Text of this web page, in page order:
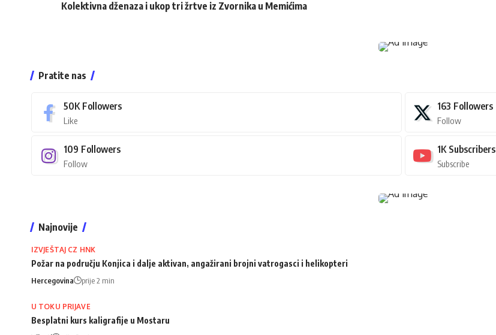
Kolektivna dženaza i ukop tri žrtve iz Zvornika u Memićima
Pratite nas
50K Followers
Like
163 Followers
Follow
109 Followers
Follow
1K Subscribers
Subscribe
Najnovije
IZVJEŠTAJ CZ HNK
Požar na području Konjica i dalje aktivan, angažirani brojni vatrogasci i helikopteri
Hercegovina prije 2 min
U TOKU PRIJAVE
Besplatni kurs kaligrafije u Mostaru